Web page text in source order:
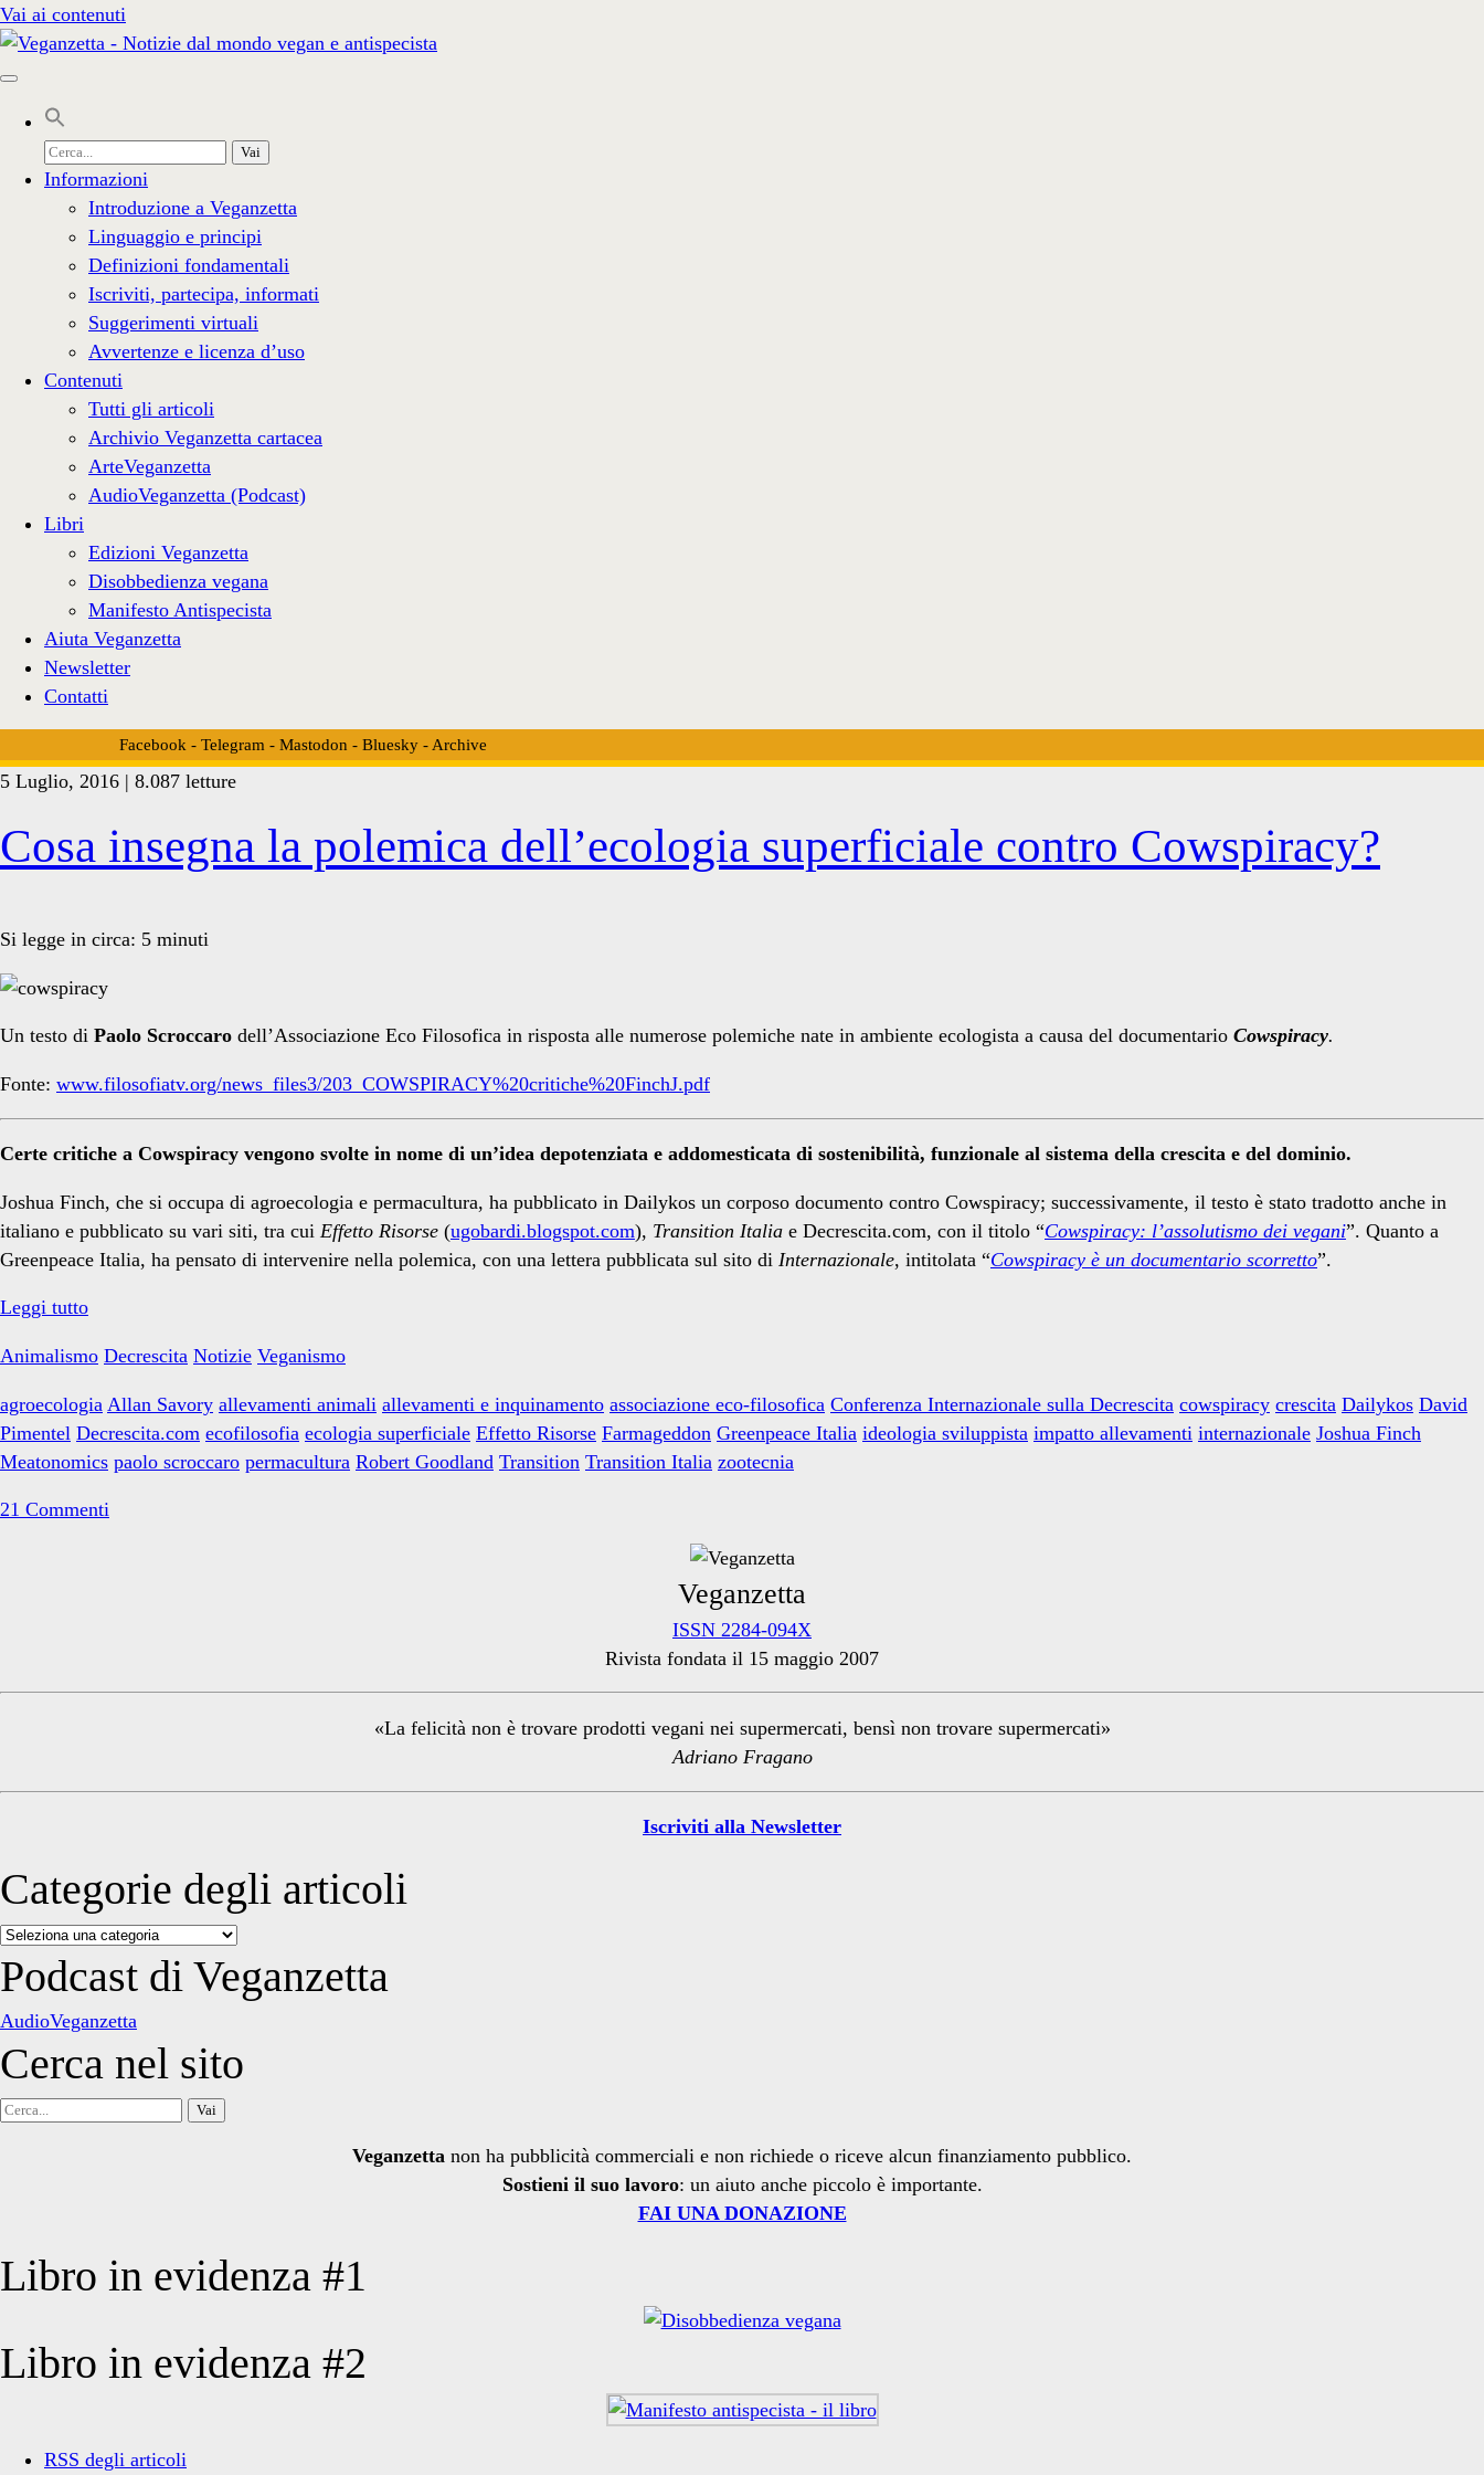
Vai ai contenuti
Cerca
per:
Informazioni
Introduzione a Veganzetta
Linguaggio e principi
Definizioni fondamentali
Iscriviti, partecipa, informati
Suggerimenti virtuali
Avvertenze e licenza d’uso
Contenuti
Tutti gli articoli
Archivio Veganzetta cartacea
ArteVeganzetta
AudioVeganzetta (Podcast)
Libri
Edizioni Veganzetta
Disobbedienza vegana
Manifesto Antispecista
Aiuta Veganzetta
Newsletter
Contatti
Facebook - Telegram - Mastodon - Bluesky- Archive
Finch</span>
5 Luglio, 2016 | 8.087 letture
Cosa insegna la polemica dell’ecologia superficiale contro Cowspiracy?
Si legge in circa: 5 minuti
Un testo di Paolo Scroccaro dell’Associazione Eco Filosofica in risposta alle numerose polemiche nate in ambiente ecologista a causa del documentario Cowspiracy.
Fonte: www.filosofiatv.org/news_files3/203_COWSPIRACY%20critiche%20FinchJ.pdf
Certe critiche a Cowspiracy vengono svolte in nome di un’idea depotenziata e addomesticata di sostenibilità, funzionale al sistema della crescita e del dominio.
Joshua Finch, che si occupa di agroecologia e permacultura, ha pubblicato in Dailykos un corposo documento contro Cowspiracy; successivamente, il testo è stato tradotto anche in
italiano e pubblicato su vari siti, tra cui Effetto Risorse (ugobardi.blogspot.com), Transition Italia e Decrescita.com, con il titolo “Cowspiracy: l’assolutismo dei vegani”. Quanto a
Greenpeace Italia, ha pensato di intervenire nella polemica, con una lettera pubblicata sul sito di Internazionale, intitolata “Cowspiracy è un documentario scorretto”.
Leggi tuttoCosa
la
polemica
dell’ecologia
superficiale
contro
Cowspiracy?
Animalismo Decrescita Notizie Veganismo
agroecologia Allan Savory allevamenti animali allevamenti e inquinamento associazione eco-filosofica Conferenza Internazionale sulla Decrescita cowspiracy crescita Dailykos David
Pimentel Decrescita.com ecofilosofia ecologia superficiale Effetto Risorse Farmageddon Greenpeace Italia ideologia sviluppista impatto allevamenti internazionale Joshua Finch
Meatonomics paolo scroccaro permacultura Robert Goodland Transition Transition Italia zootecnia
21 Commenti
Sidebar
Veganzetta
ISSN 2284-094X
Rivista fondata il 15 maggio 2007
«La felicità non è trovare prodotti vegani nei supermercati, bensì non trovare supermercati»
Adriano Fragano
Iscriviti alla Newsletter
Categorie degli articoli
Categorie
degli
articoli
Podcast di Veganzetta
AudioVeganzetta
Cerca nel sito
Cerca
Veganzetta non ha pubblicità commerciali e non richiede o riceve alcun finanziamento pubblico.
Sostieni il suo lavoro: un aiuto anche piccolo è importante.
FAI UNA DONAZIONE
Libro in evidenza #1
Libro in evidenza #2
RSS degli articoli